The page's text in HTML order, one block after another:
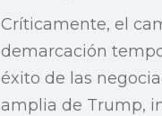
Críticamente, el
demarcación
éxito de las
amplia de Trump,